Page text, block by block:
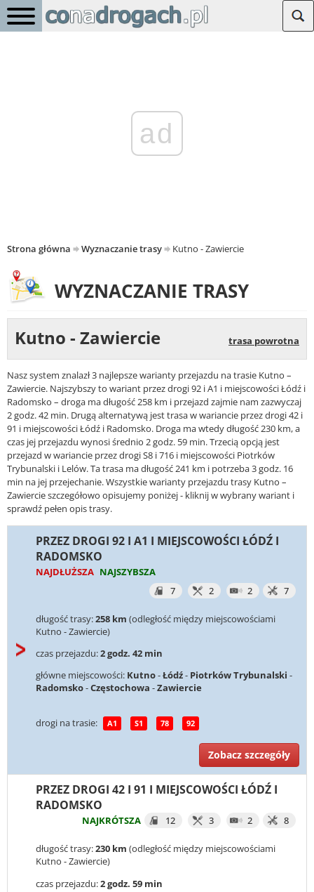
ad
Strona główna Wyznaczanie trasy Kutno - Zawiercie
WYZNACZANIE TRASY
Kutno - Zawiercie trasa powrotna
Nasz system znalazł 3 najlepsze warianty przejazdu na trasie Kutno –
Zawiercie. Najszybszy to wariant przez drogi 92 i A1 i miejscowości Łódź i
Radomsko – droga ma długość 258 km i przejazd zajmie nam zazwyczaj
2 godz. 42 min. Drugą alternatywą jest trasa w wariancie przez drogi 42 i
91 i miejscowości Łódź i Radomsko. Droga ma wtedy długość 230 km, a
czas jej przejazdu wynosi średnio 2 godz. 59 min. Trzecią opcją jest
przejazd w wariancie przez drogi S8 i 716 i miejscowości Piotrków
Trybunalski i Lelów. Ta trasa ma długość 241 km i potrzeba 3 godz. 16
min na jej przejechanie. Wszystkie warianty przejazdu trasy Kutno –
Zawiercie szczegółowo opisujemy poniżej - kliknij w wybrany wariant i
sprawdź pełen opis trasy.
PRZEZ DROGI 92 I A1 I MIEJSCOWOŚCI ŁÓDŹ I
RADOMSKO
NAJDŁUŻSZA NAJSZYBSZA
7
2 2 7
długość trasy:258 km (odległość między miejscowościami
Kutno - Zawiercie)
czas przejazdu:2 godz. 42 min
główne miejscowości: Kutno-Łódź- Piotrków Trybunalski -
Radomsko-Częstochowa -Zawiercie
drogi na trasie: A1 S1 78 92
Zobacz szczegóły
PRZEZ DROGI 42 I 91 I MIEJSCOWOŚCI ŁÓDŹ I
RADOMSKO
NAJKRÓTSZA 12 3 2 8
długość trasy:230 km (odległość między miejscowościami
Kutno - Zawiercie)
czas przejazdu:2 godz. 59 min